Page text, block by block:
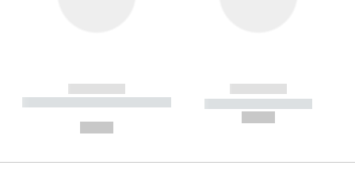
------------
----------- ----------- --------
------------
----------- -----------